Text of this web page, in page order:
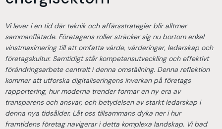
Vi lever i en tid där teknik och affärsstrategier blir alltmer
sammanflätade. Företagens roller sträcker sig nu bortom enkel
vinstmaximering till att omfatta värde, värderingar, ledarskap och
företagskultur. Samtidigt står kompetensutveckling och effektivt
förändringsarbete centralt i denna omställning. Denna reflektion
kommer att utforska digitaliseringens inverkan på företags
rapportering, hur moderna trender formar en ny era av
transparens och ansvar, och betydelsen av starkt ledarskap i
denna nya tidsålder. Låt oss tillsammans dyka ner i hur
framtidens företag navigerar i detta komplexa landskap. Vi bad